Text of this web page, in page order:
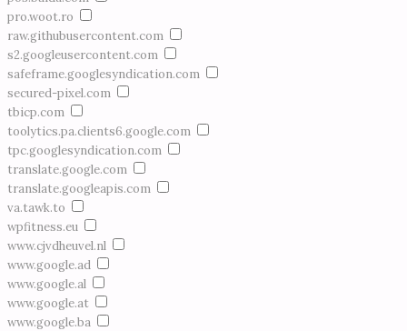
pro.woot.ro
raw.githubusercontent.com
s2.googleusercontent.com
safeframe.googlesyndication.com
secured-pixel.com
tbicp.com
toolytics.pa.clients6.google.com
tpc.googlesyndication.com
translate.google.com
translate.googleapis.com
va.tawk.to
wpfitness.eu
www.cjvdheuvel.nl
www.google.ad
www.google.al
www.google.at
www.google.ba